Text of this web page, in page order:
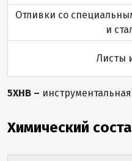
Отливки со
и
Листы
5ХНВ –
Химический